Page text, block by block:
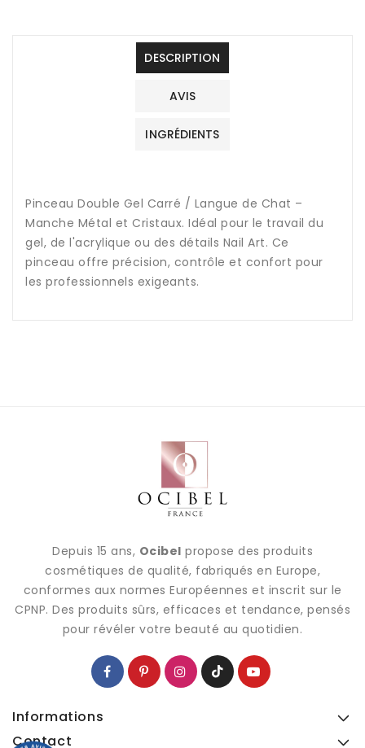
CristauxDESCRIPTION
AVIS
INGRÉDIENTS
Pinceau Double Gel Carré / Langue de Chat –
Manche Métal et Cristaux. Idéal pour le travail du
gel, de l'acrylique ou des détails Nail Art. Ce
pinceau offre précision, contrôle et confort pour
les professionnels exigeants.
Depuis 15 ans, Ocibel propose des produits
cosmétiques de qualité, fabriqués en Europe,
conformes aux normes Européennes et inscrit sur le
CPNP. Des produits sûrs, efficaces et tendance, pensés
pour révéler votre beauté au quotidien.
Informations
Contact